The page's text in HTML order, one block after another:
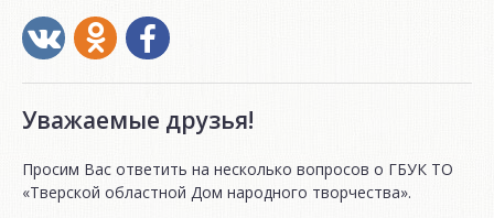
Уважаемые друзья!
Просим Вас ответить на несколько вопросов о ГБУК ТО
«Тверской областной Дом народного творчества».